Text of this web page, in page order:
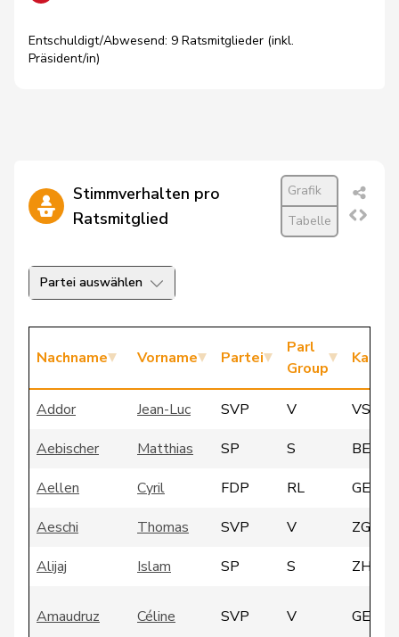
Entschuldigt/Abwesend: 9 Ratsmitglieder (inkl.
Präsident/in)
Stimmverhalten pro
Ratsmitglied
Grafik
Tabelle
Partei auswählen
Nachname Vorname Partei
Parl
Group
Addor Jean-Luc SVP V
VS
Aebischer
Matthias SP S
BE
Aellen
Cyril FDP RL
GE
Aeschi
Thomas SVP V
ZG
Alijaj
Islam SP S ZH
Amaudruz Céline SVP V GE